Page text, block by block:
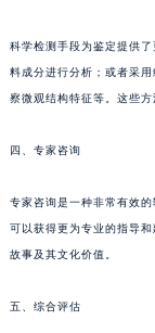
科学检测手段为鉴定提供
料成分进行分析；或者采
察微观结构特征等。这些
四、专家咨询
专家咨询是一种非常有效
可以获得更为专业的指导
故事及其文化价值。
五、综合评估